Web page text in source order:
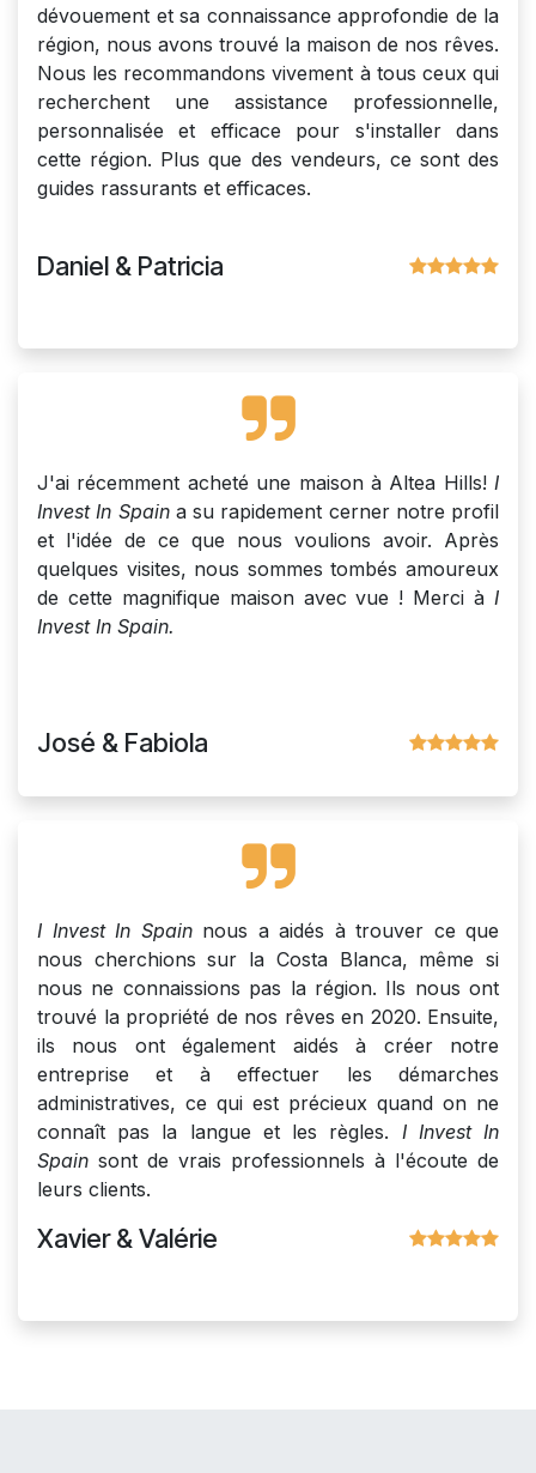
dévouement et sa connaissance approfondie de la
région, nous avons trouvé la maison de nos rêves.
Nous les recommandons vivement à tous ceux qui
recherchent une assistance professionnelle,
personnalisée et efficace pour s'installer dans
cette région. Plus que des vendeurs, ce sont des
guides rassurants et efficaces.
Daniel & Patricia
J'ai récemment acheté une maison à Altea Hills! I
Invest In Spaina su rapidement cerner notre profil
et l'idée de ce que nous voulions avoir. Après
quelques visites, nous sommes tombés amoureux
de cette magnifique maison avec vue ! Merci à I
Invest In Spain.
José & Fabiola
I Invest In Spainnous a aidés à trouver ce que
nous cherchions sur la Costa Blanca, même si
nous ne connaissions pas la région. Ils nous ont
trouvé la propriété de nos rêves en 2020. Ensuite,
ils nous ont également aidés à créer notre
entreprise et à effectuer les démarches
administratives, ce qui est précieux quand on ne
connaît pas la langue et les règles. I Invest In
Spain sont de vrais professionnels à l'écoute de
leurs clients.
Xavier & Valérie